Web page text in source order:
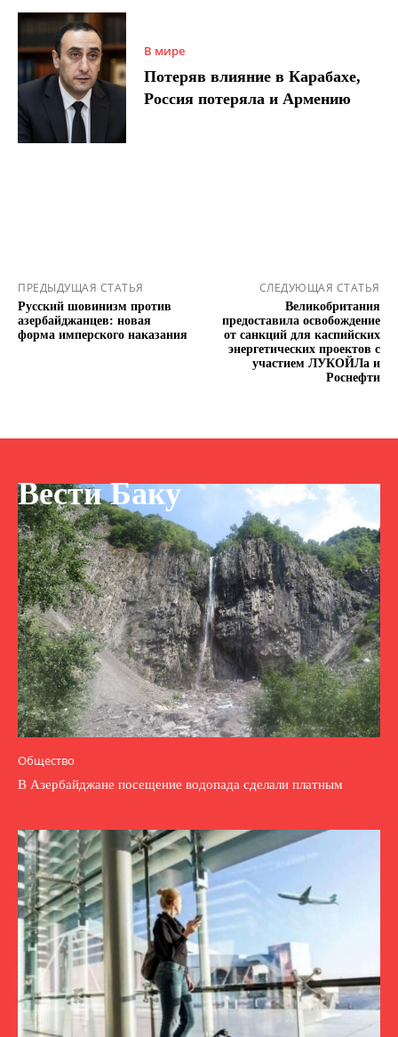
В мире
Потеряв влияние в Карабахе,
Россия потеряла и Армению
ПРЕДЫДУЩАЯ СТАТЬЯ
Русский шовинизм против
азербайджанцев: новая
форма имперского наказания
СЛЕДУЮЩАЯ СТАТЬЯ
Великобритания
предоставила освобождение
от санкций для каспийских
энергетических проектов с
участием ЛУКОЙЛа и
Роснефти
Вести Баку
Общество
В Азербайджане посещение водопада сделали платным